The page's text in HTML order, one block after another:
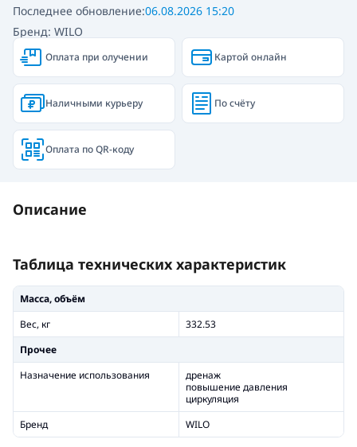
Бренд: WILO
Последнее обновление:06.08.2026 15:20
Оплата при олучении Картой онлайн
Наличными курьеру По счёту
Оплата по QR-коду
Описание
Таблица технических характеристик
Масса, объём
Вес, кг
332.53
Прочее
Назначение использования
дренаж
повышение давления
циркуляция
Бренд
WILO